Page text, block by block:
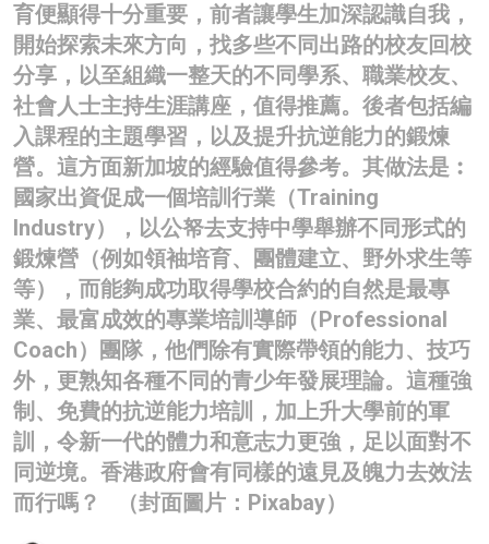
育便顯得十分重要，前者讓學生加深認識自我，
開始探索未來方向，找多些不同出路的校友回校
分享，以至組織一整天的不同學系、職業校友、
社會人士主持生涯講座，值得推薦。後者包括編
入課程的主題學習，以及提升抗逆能力的鍛煉
營。這方面新加坡的經驗值得參考。其做法是︰
國家出資促成一個培訓行業（Training
Industry），以公帑去支持中學舉辦不同形式的
鍛煉營（例如領袖培育、團體建立、野外求生等
等），而能夠成功取得學校合約的自然是最專
業、最富成效的專業培訓導師（Professional
Coach）團隊，他們除有實際帶領的能力、技巧
外，更熟知各種不同的青少年發展理論。這種強
制、免費的抗逆能力培訓，加上升大學前的軍
訓，令新一代的體力和意志力更強，足以面對不
同逆境。香港政府會有同樣的遠見及魄力去效法
而行嗎？ （封面圖片：Pixabay）